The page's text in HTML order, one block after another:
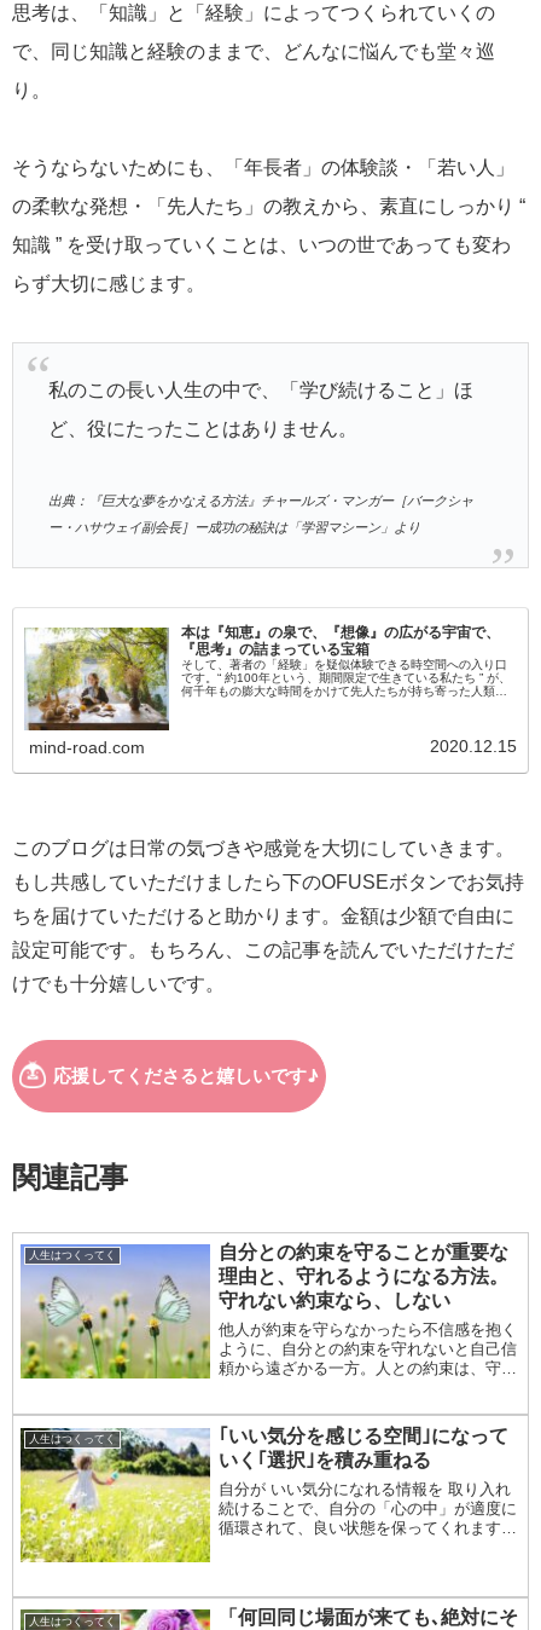
思考は、「知識」と「経験」によってつくられていくの
で、同じ知識と経験のままで、どんなに悩んでも堂々巡
り。
そうならないためにも、「年長者」の体験談・「若い人」
の柔軟な発想・「先人たち」の教えから、素直にしっかり “
知識 ” を受け取っていくことは、いつの世であっても変わ
らず大切に感じます。
私のこの長い人生の中で、「学び続けること」ほ
ど、役にたったことはありません。
出典：『巨大な夢をかなえる方法』チャールズ・マンガー［バークシャ
ー・ハサウェイ副会長］ー成功の秘訣は「学習マシーン」より
本は『知恵』の泉で、『想像』の広がる宇宙で、
『思考』の詰まっている宝箱
そして、著者の「経験」を疑似体験できる時空間への入り口
です。“ 約100年という、期間限定で生きている私たち ” が、
何千年もの膨大な時間をかけて先人たちが持ち寄った人類の
mind-road.com 2020.12.15
このブログは日常の気づきや感覚を大切にしていきます。
もし共感していただけましたら下のOFUSEボタンでお気持
ちを届けていただけると助かります。金額は少額で自由に
設定可能です。もちろん、この記事を読んでいただけただ
けでも十分嬉しいです。
関連記事
人生はつくってく
自分との約束を守ることが重要な
理由と、守れるようになる方法。
守れない約束なら、しない
他人が約束を守らなかったら不信感を抱く
ように、自分との約束を守れないと自己信
頼から遠ざかる一方。人との約束は、守る
安易な気持ちで結んでしまっていません
か？
人生はつくってく
｢いい気分を感じる空間｣になって
いく｢選択｣を積み重ねる
自分が いい気分になれる情報を 取り入れ
続けることで、自分の「心の中」が適度に
循環されて、良い状態を保ってくれます。
選ぶべきは...
人生はつくってく
「何回同じ場面が来ても､絶対にそ